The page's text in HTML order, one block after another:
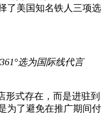
了美国知名铁人三项选
选为国际线代言
形式存在，而是进驻到
为了避免在推广期间付